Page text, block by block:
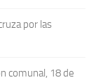
por las
comunal, 18 de